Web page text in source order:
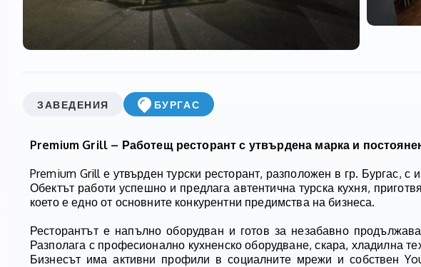
ЗАВЕДЕНИЯ БУРГАС
Premium Grill – Работещ ресторант с утвърдена марка и
Premium Grill е утвърден турски ресторант, разположен в гр. Бургас, с
Обектът работи успешно и предлага автентична турска кухня,
което е едно от основните конкурентни предимства на бизнеса.
Ресторантът е напълно оборудван и готов за незабавно
Разполага с професионално кухненско оборудване, скара, хладилна
Бизнесът има активни профили в социалните мрежи и собствен